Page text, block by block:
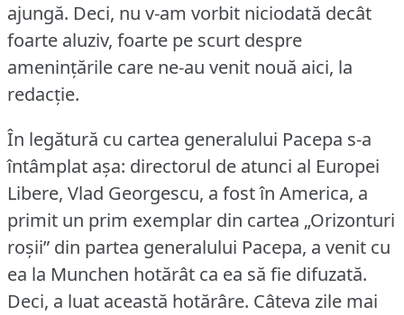
ajungă. Deci, nu v-am vorbit niciodată decât
foarte aluziv, foarte pe scurt despre
amenințările care ne-au venit nouă aici, la
redacție.
În legătură cu cartea generalului Pacepa s-a
întâmplat așa: directorul de atunci al Europei
Libere, Vlad Georgescu, a fost în America, a
primit un prim exemplar din cartea „Orizonturi
roșii” din partea generalului Pacepa, a venit cu
ea la Munchen hotărât ca ea să fie difuzată.
Deci, a luat această hotărâre. Câteva zile mai